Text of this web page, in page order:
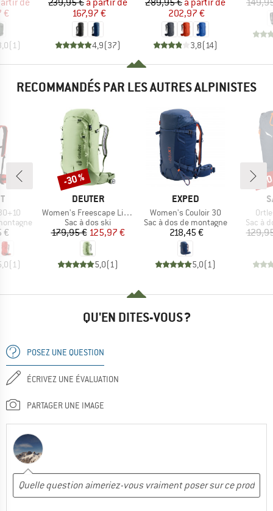
€
(1 )
167,97 €
4,9(37)
202,97 €
3,8(14)
RECOMMANDÉS PAR LES AUTRES ALPINISTES
€
(1)
MARQUE
DEUTER
Article
Women's Freescape Lite 24 SL
Product group
Sac à dos ski
Prix
179,95 €Prix réduit
125,97 €
5,0(1)
Remise
-30 %
MARQUE
EXPED
Article
Women's Couloir 30
Product group
Sac à dos de montagne
Prix
218,45 €
5,0(1)
Sac à
-
QU'EN DITES-VOUS ?
POSEZ UNE QUESTION
ÉCRIVEZ UNE ÉVALUATION
PARTAGER UNE IMAGE